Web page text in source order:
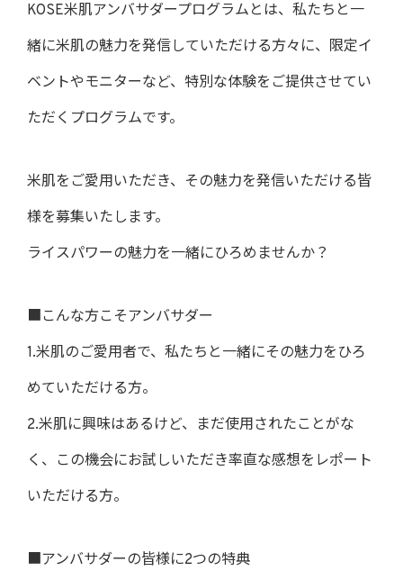
KOSE米肌アンバサダープログラムとは、私たちと一
緒に米肌の魅力を発信していただける方々に、限定イ
ベントやモニターなど、特別な体験をご提供させてい
ただくプログラムです。
米肌をご愛用いただき、その魅力を発信いただける皆
様を募集いたします。
ライスパワーの魅力を一緒にひろめませんか？
■こんな方こそアンバサダー
1.米肌のご愛用者で、私たちと一緒にその魅力をひろ
めていただける方。
2.米肌に興味はあるけど、まだ使用されたことがな
く、この機会にお試しいただき率直な感想をレポート
いただける方。
■アンバサダーの皆様に2つの特典